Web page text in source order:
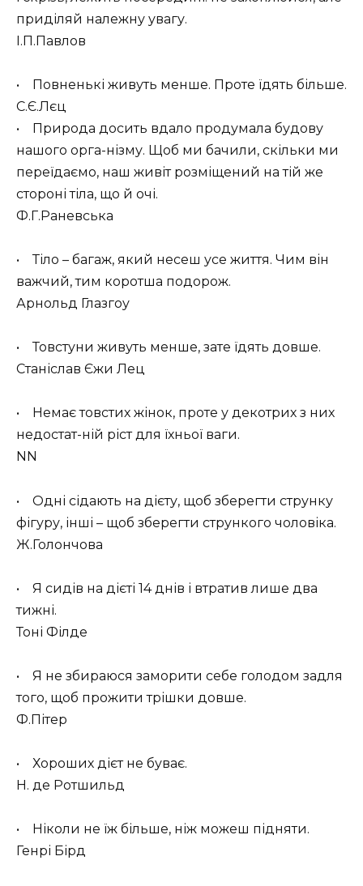
приділяй належну увагу.
І.П.Павлов
• Повненькі живуть менше. Проте їдять більше.
С.Є.Лєц
• Природа досить вдало продумала будову
нашого орга-нізму. Щоб ми бачили, скільки ми
переїдаємо, наш живіт розміщений на тій же
стороні тіла, що й очі.
Ф.Г.Раневська
• Тіло – багаж, який несеш усе життя. Чим він
важчий, тим коротша подорож.
Арнольд Глазгоу
• Товстуни живуть менше, зате їдять довше.
Станіслав Єжи Лец
• Немає товстих жінок, проте у декотрих з них
недостат-ній ріст для їхньої ваги.
NN
• Одні сідають на дієту, щоб зберегти струнку
фігуру, інші – щоб зберегти стрункого чоловіка.
Ж.Голончова
• Я сидів на дієті 14 днів і втратив лише два
тижні.
Тоні Філде
• Я не збираюся заморити себе голодом задля
того, щоб прожити трішки довше.
Ф.Пітер
• Хороших дієт не буває.
Н. де Ротшильд
• Ніколи не їж більше, ніж можеш підняти.
Генрі Бірд